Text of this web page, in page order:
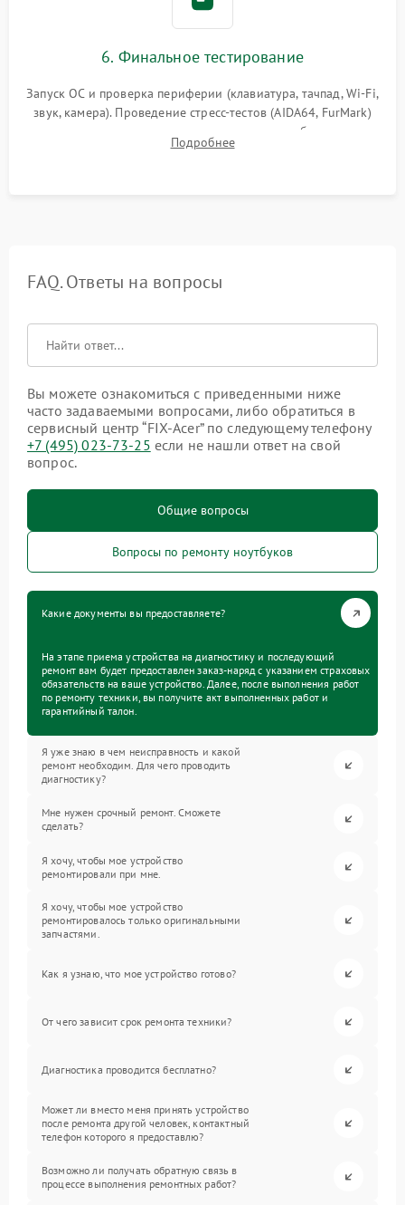
6. Финальное тестирование
Запуск ОС и проверка периферии (клавиатура, тачпад, Wi-Fi,
звук, камера). Проведение стресс-тестов (AIDA64, FurMark)
для контроля температурного режима и стабильности
системы под пиковой нагрузкой.
Подробнее
FAQ. Ответы на вопросы
Вы можете ознакомиться с приведенными ниже
часто задаваемыми вопросами, либо обратиться в
сервисный центр “FIX-Acer” по следующему телефону
+7 (495) 023-73-25 если не нашли ответ на свой
вопрос.
Общие вопросы
Вопросы по ремонту ноутбуков
Какие документы вы предоставляете?
На этапе приема устройства на диагностику и последующий
ремонт вам будет предоставлен заказ-наряд с указанием страховых
обязательств на ваше устройство. Далее, после выполнения работ
по ремонту техники, вы получите акт выполненных работ и
гарантийный талон.
Я уже знаю в чем неисправность и какой
ремонт необходим. Для чего проводить
диагностику?
Мне нужен срочный ремонт. Сможете
сделать?
Я хочу, чтобы мое устройство
ремонтировали при мне.
Я хочу, чтобы мое устройство
ремонтировалось только оригинальными
запчастями.
Как я узнаю, что мое устройство готово?
От чего зависит срок ремонта техники?
Диагностика проводится бесплатно?
Может ли вместо меня принять устройство
после ремонта другой человек, контактный
телефон которого я предоставлю?
Возможно ли получать обратную связь в
процессе выполнения ремонтных работ?